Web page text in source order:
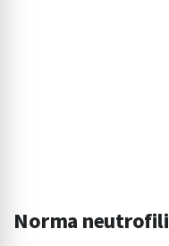
Norma neutrofili